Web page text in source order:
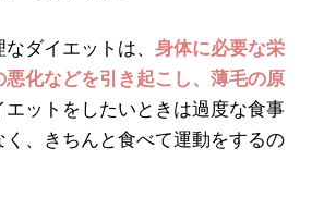
ダイエットは、 身体に必要な栄
化などを引き起こし、薄毛の原
エットをしたいときは過度な食事
、きちんと食べて運動をするの